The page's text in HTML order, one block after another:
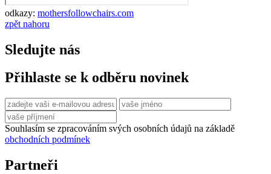
odkazy: mothersfollowchairs.com
zpět nahoru
Sledujte nás
Přihlaste se k odběru novinek
Souhlasím se zpracováním svých osobních údajů na základě
obchodních podmínek
Partneři